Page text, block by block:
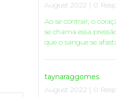
August 2022 | 0
Ao se contrair, o
se chama essa
que o sangue se
taynaraggomes
August 2022 | 0